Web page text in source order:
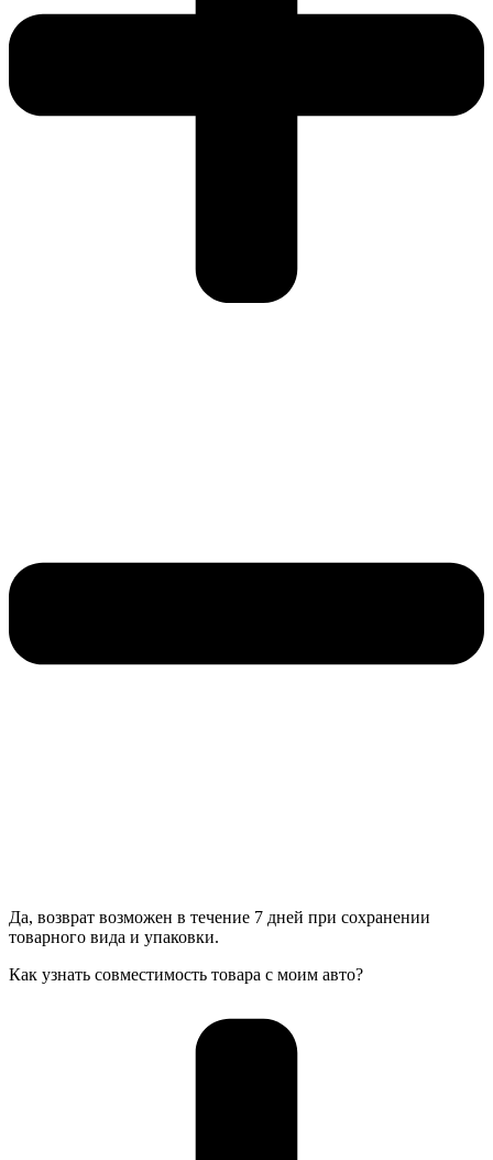
Да, возврат возможен в течение 7 дней при сохранении
товарного вида и упаковки.
Как узнать совместимость товара с моим авто?